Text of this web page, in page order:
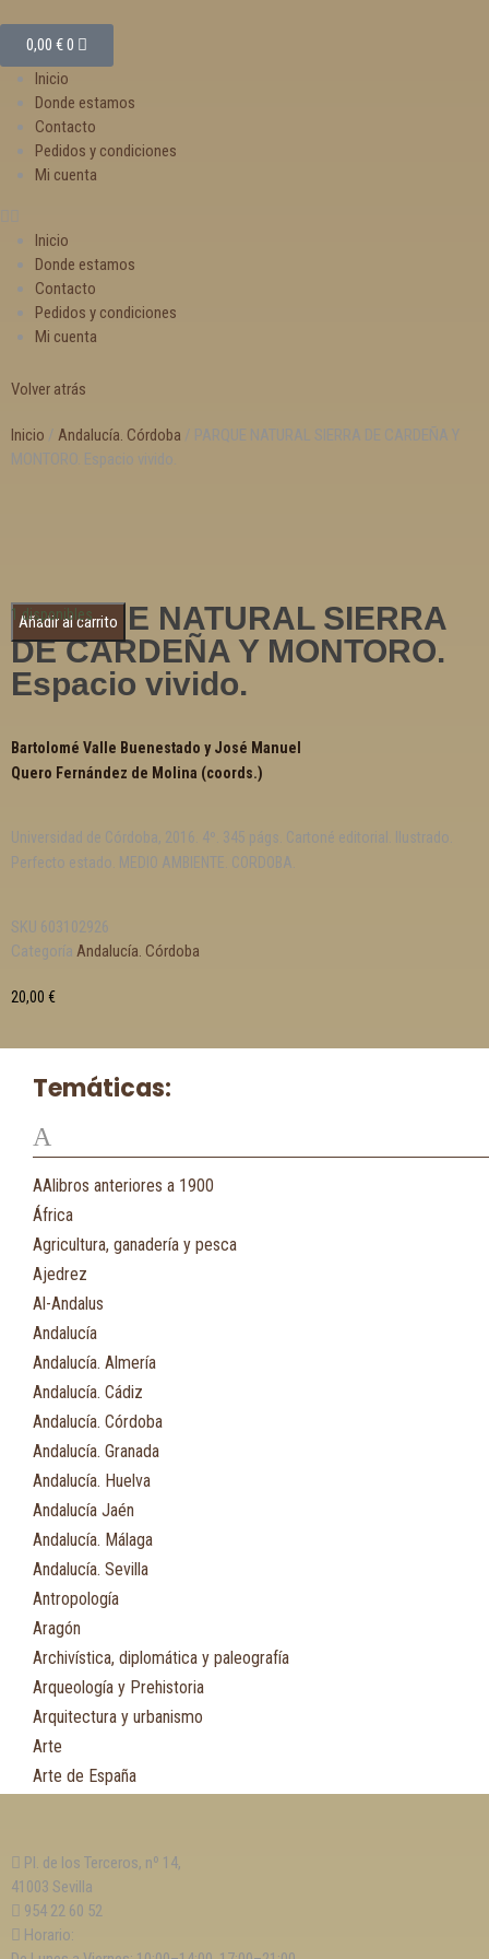
0,00 €0
Inicio
Donde estamos
Contacto
Pedidos y condiciones
Mi cuenta
Inicio
Donde estamos
Contacto
Pedidos y condiciones
Mi cuenta
Temáticas:
A
AAlibros anteriores a 1900
África
Agricultura, ganadería y pesca
Ajedrez
Al-Andalus
Andalucía
Andalucía. Almería
Andalucía. Cádiz
Andalucía. Córdoba
Andalucía. Granada
Andalucía. Huelva
Andalucía Jaén
Andalucía. Málaga
Andalucía. Sevilla
Antropología
Aragón
Archivística, diplomática y paleografía
Arqueología y Prehistoria
Arquitectura y urbanismo
Arte
Arte de España
Asturias
Automovilismo, ciclismo y Motociclismo
Aviación y Aeronáutica
Volver atrás
Inicio / Andalucía. Córdoba / PARQUE NATURAL SIERRA DE CARDEÑA Y
MONTORO. Espacio vivido.
PARQUE NATURAL SIERRA
DE CARDEÑA Y MONTORO.
Espacio vivido.
Bartolomé Valle Buenestado y José Manuel
Quero Fernández de Molina (coords.)
Universidad de Córdoba, 2016. 4º. 345 págs. Cartoné editorial. Ilustrado.
Perfecto estado. MEDIO AMBIENTE. CORDOBA.
SKU 603102926
Categoría Andalucía. Córdoba
20,00 €
1 disponibles
Añadir al carrito
Pl. de los Terceros, nº 14,
41003 Sevilla
954 22 60 52
Horario: